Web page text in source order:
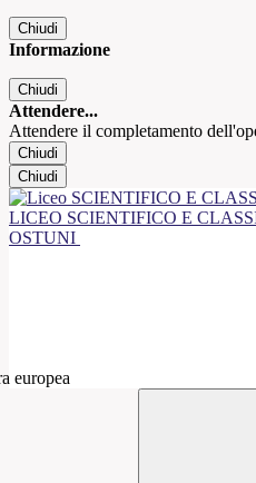
Chiudi
Informazione
Chiudi
Attendere...
Attendere il completamento
Chiudi
Chiudi
LICEO SCIENTIFICO E
OSTUNI